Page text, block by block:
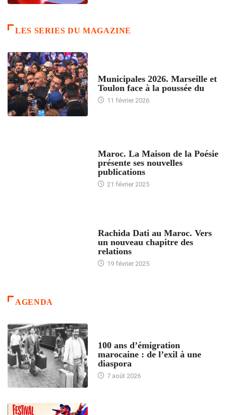
LES SERIES DU MAGAZINE
Municipales 2026. Marseille et
Toulon face à la poussée du
11 février 2026
Maroc. La Maison de la Poésie
présente ses nouvelles
publications
21 février 2025
Rachida Dati au Maroc. Vers
un nouveau chapitre des
relations
19 février 2025
AGENDA
100 ans d’émigration
marocaine : de l’exil à une
diaspora
7 août 2026